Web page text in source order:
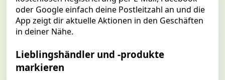
oder Google einfach deine Postleitzahl an und die
App zeigt dir aktuelle Aktionen in den Geschäften
in deiner Nähe.
Lieblingshändler und -produkte
markieren